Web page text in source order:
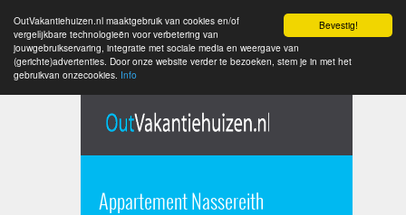
Bevestig!
OutVakantiehuizen.nl maaktgebruik van cookies en/of
vergelijkbare technologieën voor verbetering van
jouwgebruikservaring, integratie met sociale media en weergave van
(gerichte)advertenties. Door onze website verder te bezoeken, stem je in met het
gebruikvan onzecookies. Info
Appartement Nassereith